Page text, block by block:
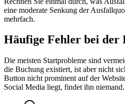
eine moderate Senkung der
mehrfach.
Häufige Fehler bei der
Die meisten Startprobleme sind
die Buchung existiert, ist aber nicht
Button nicht prominent auf der
Social Media liegt, findet ihn niemand.